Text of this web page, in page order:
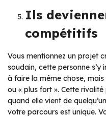
Ils
compétitifs
Vous mentionnez un projet
soudain, cette personne s’y
à faire la même chose, mais
ou « plus fort ». Cette
quand elle vient de
votre parcours est unique.